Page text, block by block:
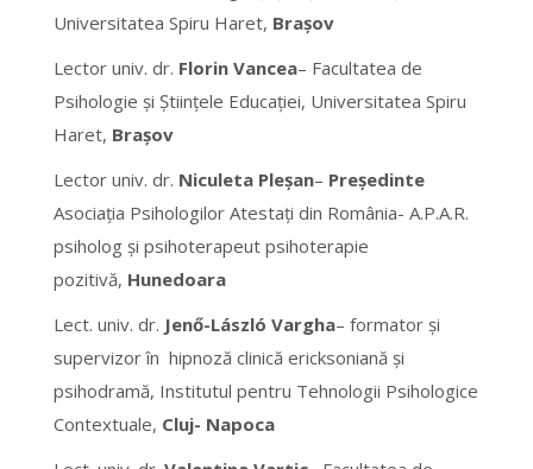
Universitatea Spiru Haret, Brașov
Lector univ. dr. Florin Vancea– Facultatea de
Psihologie și Științele Educației, Universitatea Spiru
Haret, Brașov
Lector univ. dr. Niculeta Pleșan– Președinte
Asociația Psihologilor Atestați din România- A.P.A.R.
psiholog și psihoterapeut psihoterapie
pozitivă, Hunedoara
Lect. univ. dr. Jenő-László Vargha– formator şi
supervizor în hipnoză clinică ericksoniană şi
psihodramă, Institutul pentru Tehnologii Psihologice
Contextuale, Cluj- Napoca